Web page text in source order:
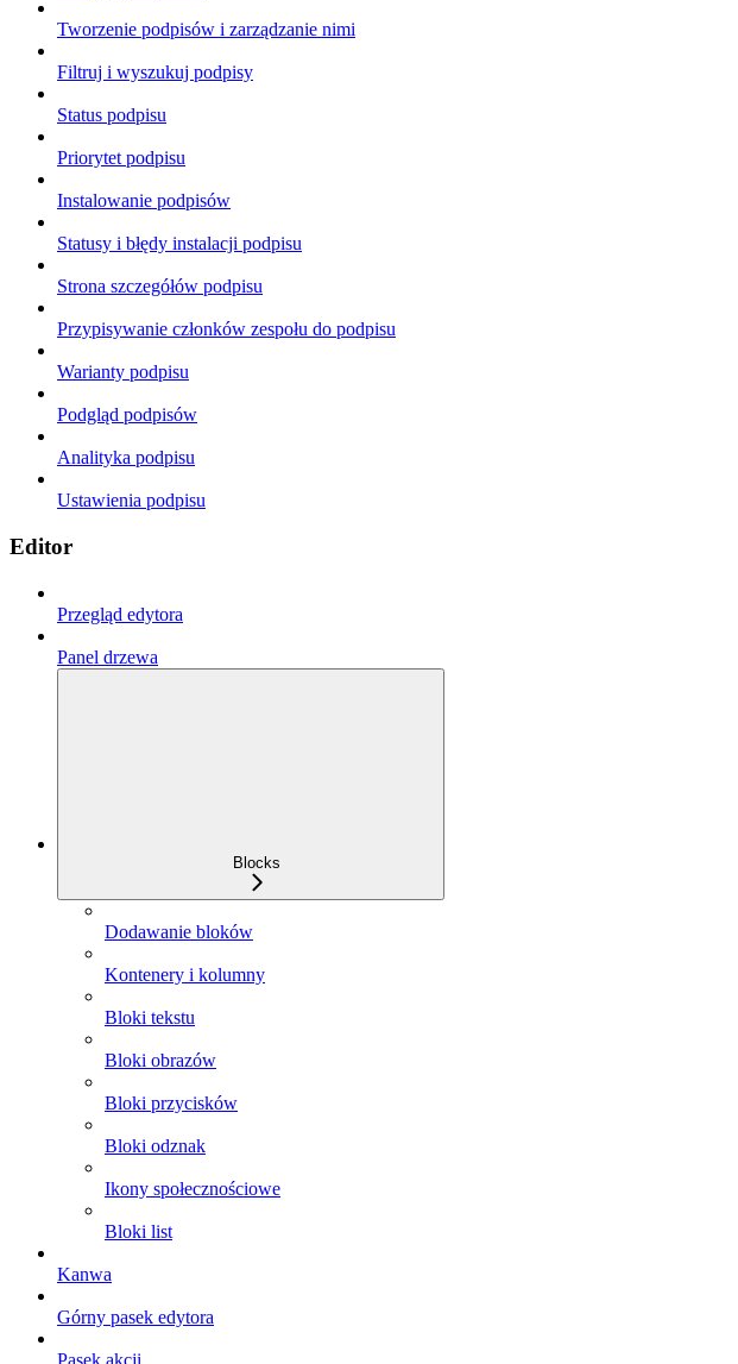
Tworzenie podpisów i zarządzanie nimi
Filtruj i wyszukuj podpisy
Status podpisu
Priorytet podpisu
Instalowanie podpisów
Statusy i błędy instalacji podpisu
Strona szczegółów podpisu
Przypisywanie członków zespołu do podpisu
Warianty podpisu
Podgląd podpisów
Analityka podpisu
Ustawienia podpisu
Editor
Przegląd edytora
Panel drzewa
Blocks
Dodawanie bloków
Kontenery i kolumny
Bloki tekstu
Bloki obrazów
Bloki przycisków
Bloki odznak
Ikony społecznościowe
Bloki list
Kanwa
Górny pasek edytora
Pasek akcji